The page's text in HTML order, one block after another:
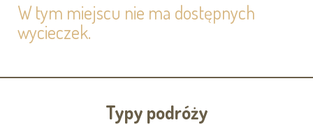
W tym miejscu nie ma dostępnych
wycieczek.
Typy podróży